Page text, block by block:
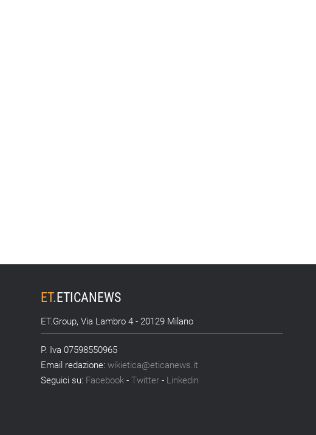
ET.ETICANEWS
ET.Group, Via Lambro 4 - 20129 Milano
P. Iva 07598550965
Email redazione:wikietica@eticanews.it
Seguici su: Facebook -Twitter - Linkedin